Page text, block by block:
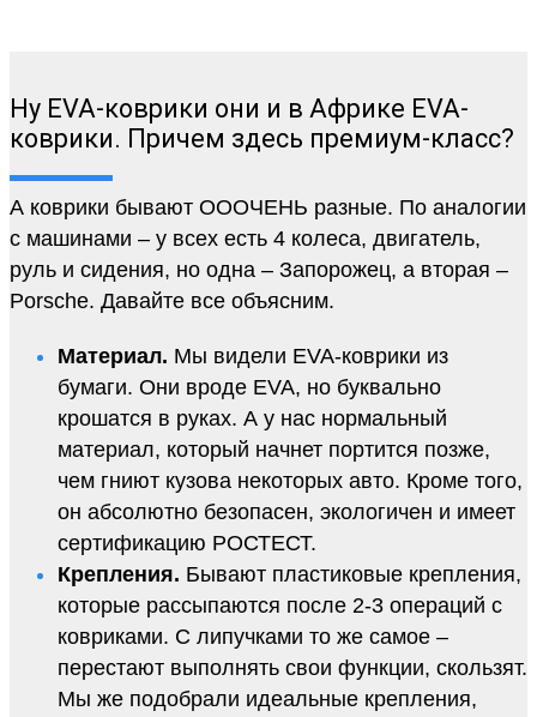
Ну EVA-коврики они и в Африке EVA-
коврики. Причем здесь премиум-класс?
А коврики бывают ОООЧЕНЬ разные. По аналогии
с машинами – у всех есть 4 колеса, двигатель,
руль и сидения, но одна – Запорожец, а вторая –
Porsche. Давайте все объясним.
Материал. Мы видели EVA-коврики из
бумаги. Они вроде EVA, но буквально
крошатся в руках. А у нас нормальный
материал, который начнет портится позже,
чем гниют кузова некоторых авто. Кроме того,
он абсолютно безопасен, экологичен и имеет
сертификацию РОСТЕСТ.
Крепления. Бывают пластиковые крепления,
которые рассыпаются после 2-3 операций с
ковриками. С липучками то же самое –
перестают выполнять свои функции, скользят.
Мы же подобрали идеальные крепления,